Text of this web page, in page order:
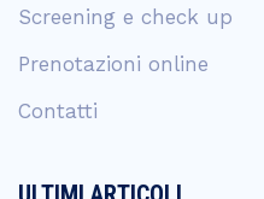
Screening e check up
Prenotazioni online
Contatti